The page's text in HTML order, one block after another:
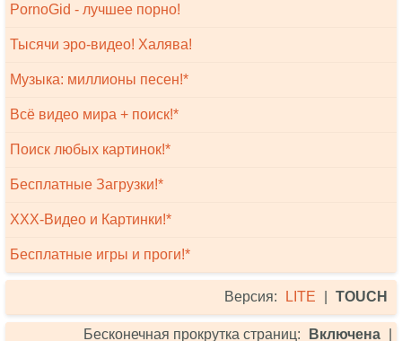
PornoGid - лучшее порно!
Тысячи эро-видео! Халява!
Музыка: миллионы песен!*
Всё видео мира + поиск!*
Поиск любых картинок!*
Бесплатные Загрузки!*
XXX-Видео и Картинки!*
Бесплатные игры и проги!*
Версия: LITE TOUCH
Бесконечная прокрутка страниц: Включена